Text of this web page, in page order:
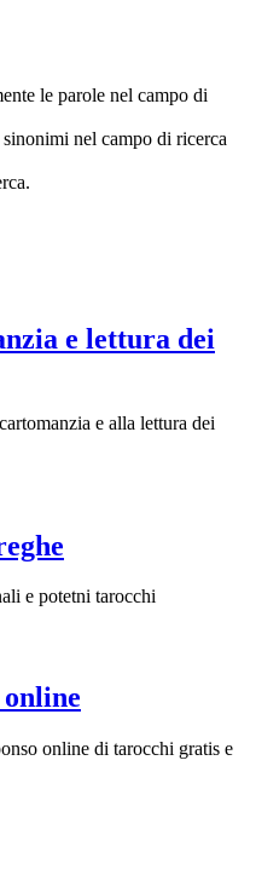
le parole nel campo di
nel campo di ricerca
e lettura dei
e alla lettura dei
e potetni tarocchi
online di tarocchi gratis e